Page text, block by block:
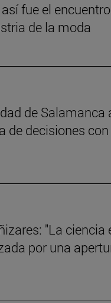
fue el
de la moda
de
de decisiones
"La
por una